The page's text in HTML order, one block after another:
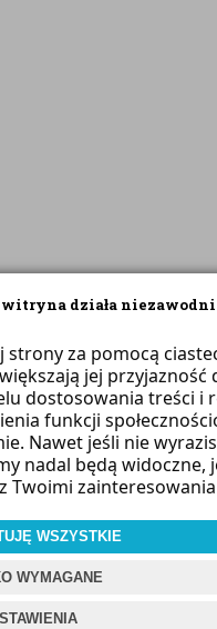
witryna działa
strony za pomocą
jej przyjazność
dostosowania treści i
funkcji
Nawet jeśli nie
nadal będą widoczne,
Twoimi
WSZYSTKIE
WYMAGANE